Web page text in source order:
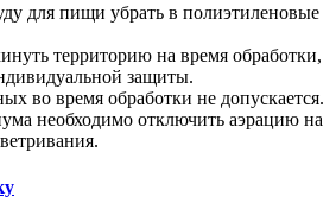
для пищи убрать в полиэтиленовые
территорию на время обработки,
защиты.
во время обработки не допускается.
необходимо отключить аэрацию на